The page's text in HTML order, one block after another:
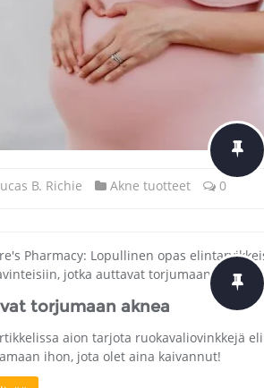
B. Richie Akne tuotteet 0
torjumaan aknea
aion tarjota ruokavaliovinkkejä
ihon, jota olet aina kaivannut!